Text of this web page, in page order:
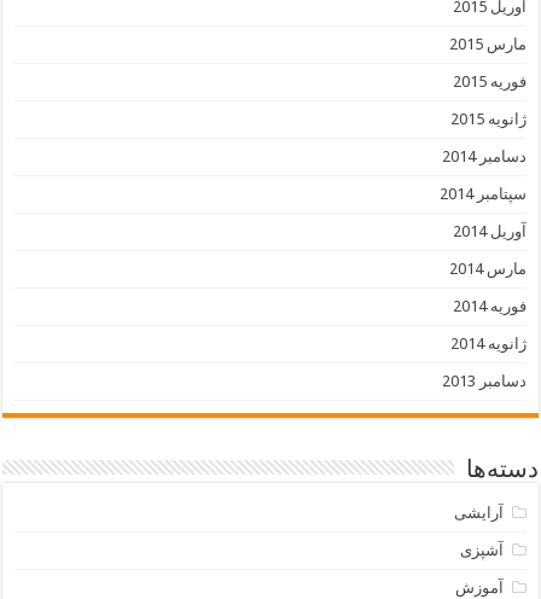
آوریل 2015
مارس 2015
فوریه 2015
ژانویه 2015
دسامبر 2014
سپتامبر 2014
آوریل 2014
مارس 2014
فوریه 2014
ژانویه 2014
دسامبر 2013
دسته‌ها
آرایشی
آشپزی
آموزش